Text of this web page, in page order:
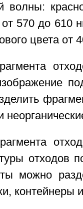
волны:
570 до 610
цвета от
отходов
можно
контейнеры